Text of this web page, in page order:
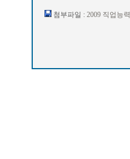
첨부파일 : 2009 직업능